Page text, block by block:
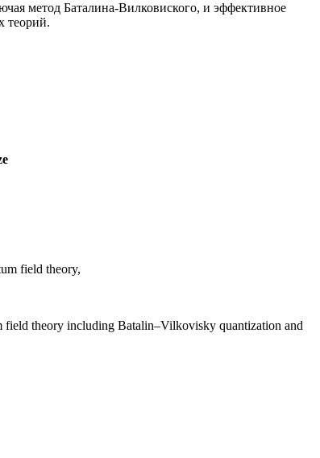
метод Баталина-Вилковиского, и эффективное
теорий.
field theory,
field theory including Batalin–Vilkovisky quantization and